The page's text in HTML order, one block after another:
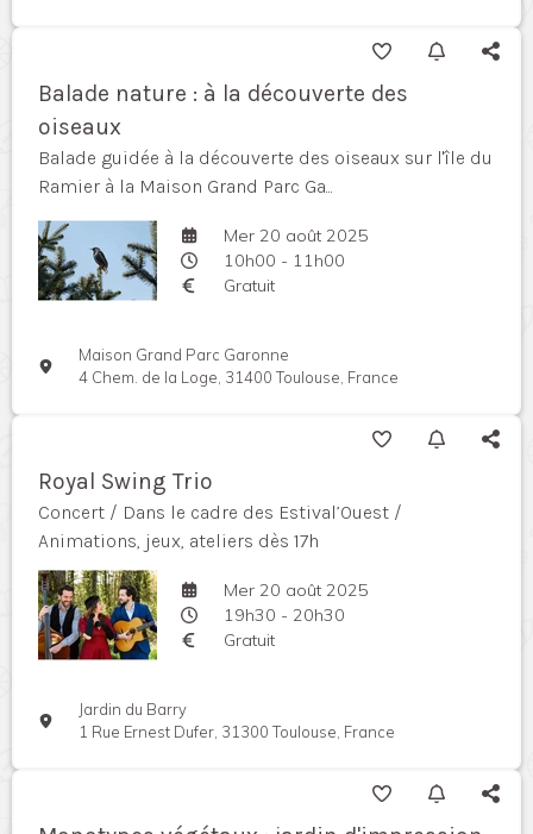
Balade nature : à la découverte des
oiseaux
Balade guidée à la découverte des oiseaux sur l'île du
Ramier à la Maison Grand Parc Ga...
Mer 20 août 2025
10h00 - 11h00
Gratuit
Maison Grand Parc Garonne
4 Chem. de la Loge, 31400 Toulouse, France
Royal Swing Trio
Concert / Dans le cadre des Estival’Ouest /
Animations, jeux, ateliers dès 17h
Mer 20 août 2025
19h30 - 20h30
Gratuit
Jardin du Barry
1 Rue Ernest Dufer, 31300 Toulouse, France